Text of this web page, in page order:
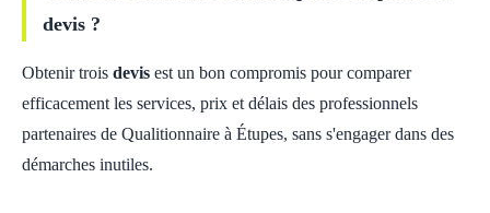
devis ?
Obtenir trois devis est un bon compromis pour comparer
efficacement les services, prix et délais des professionnels
partenaires de Qualitionnaire à Étupes, sans s'engager dans des
démarches inutiles.